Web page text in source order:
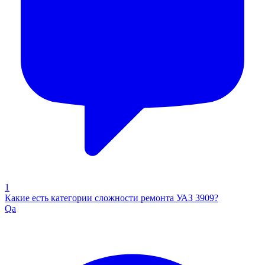
1
Какие есть категории сложности ремонта УАЗ 3909?
Qa